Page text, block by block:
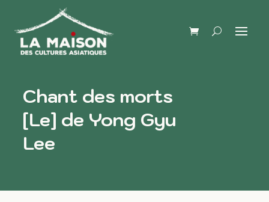
Chant des morts
[Le] de Yong Gyu
Lee